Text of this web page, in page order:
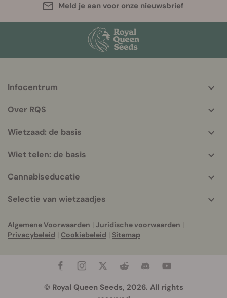
Meld je aan voor onze nieuwsbrief
info
Infocentrum
Over RQS
Wietzaad: de basis
Wiet telen: de basis
Cannabiseducatie
Selectie van wietzaadjes
Algemene Voorwaarden | Juridische voorwaarden |
Privacybeleid | Cookiebeleid | Sitemap
© Royal Queen Seeds, 2026. All rights